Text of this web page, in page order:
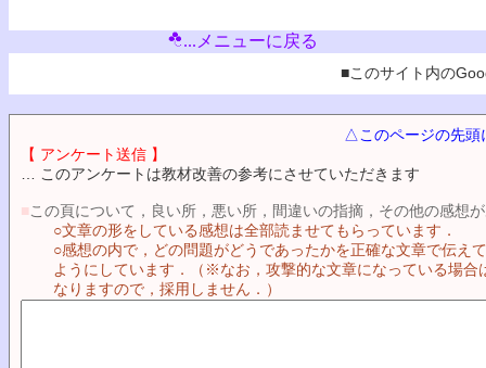
...メニューに戻る
■このサイト内の
△このページの先
【 アンケート送信 】
… このアンケートは教材改善の参考にさせていただきます
■この頁について，良い所，悪い所，間違いの指摘，その他の感想
○文章の形をしている感想は全部読ませてもらっています．
○感想の内で，どの問題がどうであったかを正確な文章で伝え
ようにしています．（※なお，攻撃的な文章になっている場
なりますので，採用しません．）